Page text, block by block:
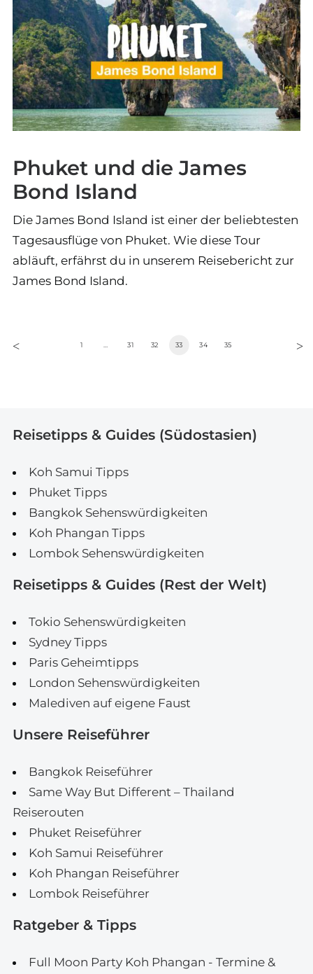
Phuket und die James
Bond Island
Die James Bond Island ist einer der beliebtesten
Tagesausflüge von Phuket. Wie diese Tour
abläuft, erfährst du in unserem Reisebericht zur
James Bond Island.
1 31 32 33 34 35
Reisetipps & Guides (Südostasien)
Koh Samui Tipps
Phuket Tipps
Bangkok Sehenswürdigkeiten
Koh Phangan Tipps
Lombok Sehenswürdigkeiten
Reisetipps & Guides (Rest der Welt)
Tokio Sehenswürdigkeiten
Sydney Tipps
Paris Geheimtipps
London Sehenswürdigkeiten
Malediven auf eigene Faust
Unsere Reiseführer
Bangkok Reiseführer
Same Way But Different – Thailand
Reiserouten
Phuket Reiseführer
Koh Samui Reiseführer
Koh Phangan Reiseführer
Lombok Reiseführer
Ratgeber & Tipps
Full Moon Party Koh Phangan - Termine &